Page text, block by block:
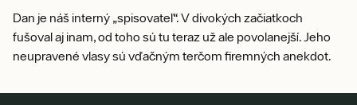
Dan je náš interný „spisovateľ“. V divokých začiatkoch
fušoval aj inam, od toho sú tu teraz už ale povolanejší. Jeho
neupravené vlasy sú vďačným terčom firemných anekdot.